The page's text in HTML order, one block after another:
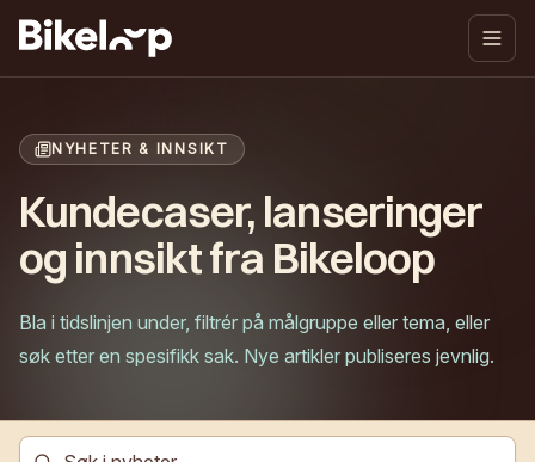
NYHETER & INNSIKT
Kundecaser, lanseringer
og innsikt fra Bikeloop
Bla i tidslinjen under, filtrér på målgruppe eller tema, eller
søk etter en spesifikk sak. Nye artikler publiseres jevnlig.